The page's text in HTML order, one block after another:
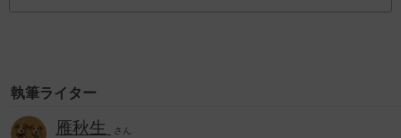
執筆ライター
雁秋生 さん